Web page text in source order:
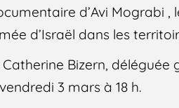
d’Avi Mograbi ,
d’Israël dans les
Bizern, déléguée
3 mars à 18 h.